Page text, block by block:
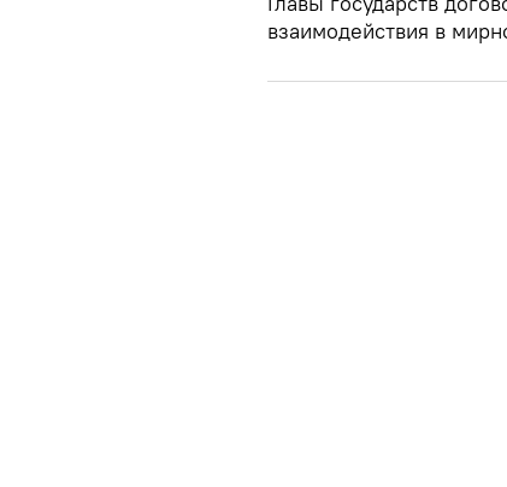
взаимодействия в